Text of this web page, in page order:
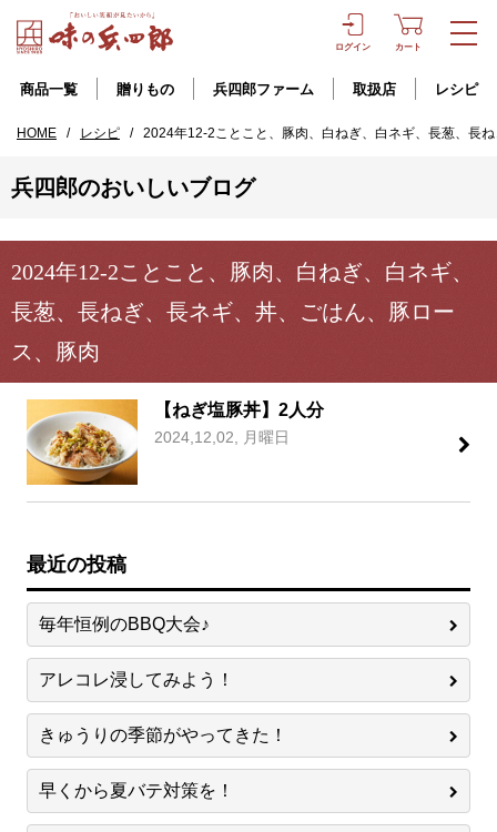
ログイン カート
商品一覧 贈りもの 兵四郎ファーム 取扱店 レシピ
HOME / レシピ / 2024年12-2ことこと、豚肉、白ねぎ、白ネギ、長葱、長
兵四郎のおいしいブログ
2024年12-2ことこと、豚肉、白ねぎ、白ネギ、
長葱、長ねぎ、長ネギ、丼、ごはん、豚ロー
ス、豚肉
【ねぎ塩豚丼】2人分
2024,12,02, 月曜日
最近の投稿
毎年恒例のBBQ大会♪
アレコレ浸してみよう！
きゅうりの季節がやってきた！
早くから夏バテ対策を！